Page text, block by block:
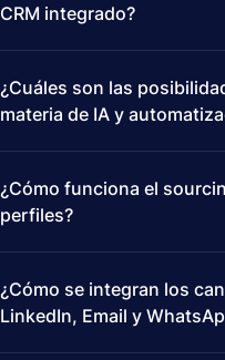
CRM integrado?
¿Cuáles son las
materia de IA y
¿Cómo funciona el
perfiles?
¿Cómo se integran los
LinkedIn, Email y